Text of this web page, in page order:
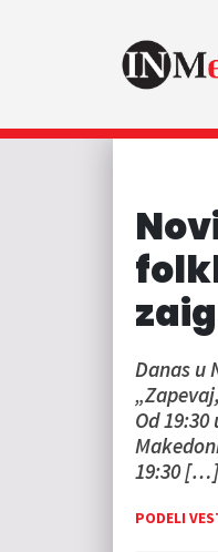
Danas u
Od
19:30 […]
PODELI